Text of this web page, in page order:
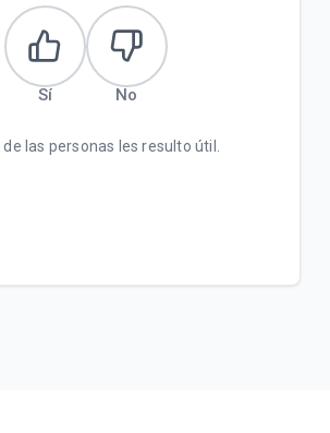
Sí No
de las personas les resulto útil.